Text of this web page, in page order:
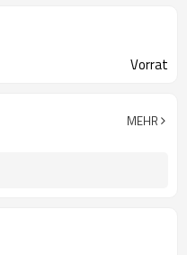
Vorrat
MEHR